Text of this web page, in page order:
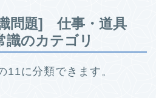
問題] 仕事・道具
識のカテゴリ
11に分類できます。